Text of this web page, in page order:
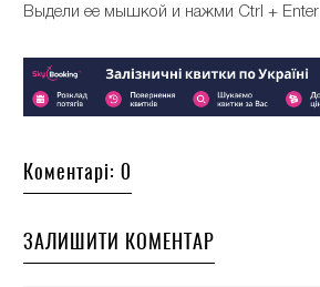
Выдели ее мышкой и нажми Ctrl + Enter
Коментарі: 0
ЗАЛИШИТИ КОМЕНТАР